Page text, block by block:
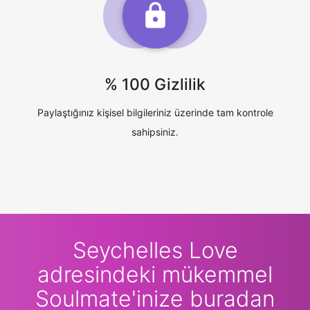
% 100 Gizlilik
Paylaştığınız kişisel bilgileriniz üzerinde tam kontrole
sahipsiniz.
Seychelles Love
adresindeki mükemmel
Soulmate'inize buradan